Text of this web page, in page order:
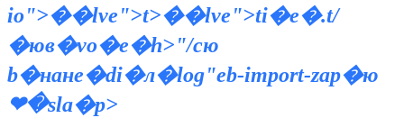
io">��lve">t>��lve">ti�e�.t/
�юв�vo�e�h>"/cю
b�нанe�di�л�log"eb-import-zap�ю
❤�sla�p>